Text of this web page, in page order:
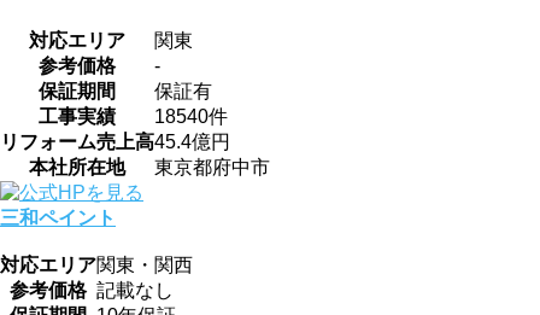
対応エリア
関東
参考価格
-
保証期間
保証有
工事実績
18540件
リフォーム売上高45.4億円
本社所在地
東京都府中市
三和ペイント
対応エリア関東・関西
参考価格 記載なし